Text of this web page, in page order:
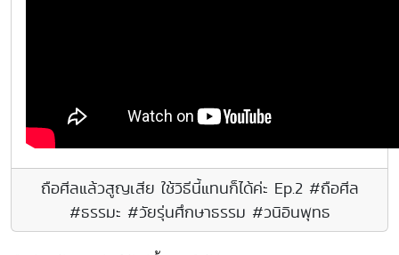
ถือศีลแล้วสูญเสีย ใช้วิธีนี้แทนก็ได้ค่ะ Ep.2 #ถือศีล
#ธรรมะ #วัยรุ่นศึกษาธรรม #วนิอินพุทธ